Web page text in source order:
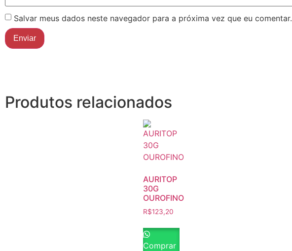
Salvar meus dados neste navegador para a próxima vez que eu comentar.
Produtos relacionados
AURITOP
30G
OUROFINO
R$123,20
Comprar